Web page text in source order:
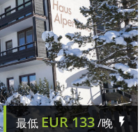
最低 EUR133/晚